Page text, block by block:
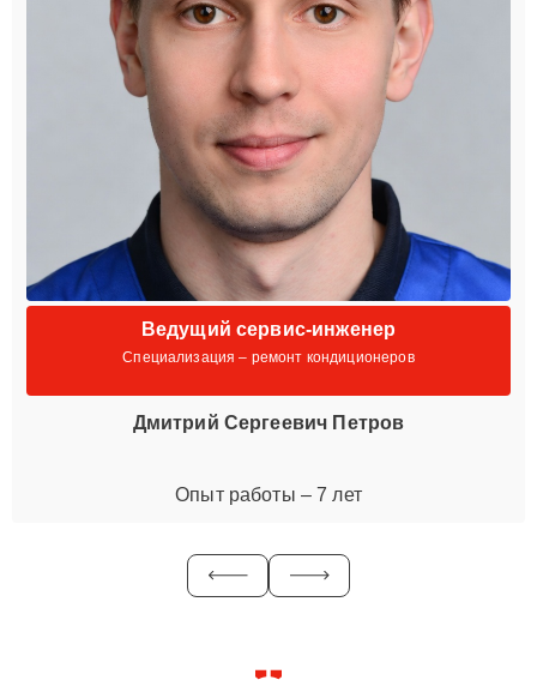
Ведущий сервис-инженер
Специализация – ремонт кондиционеров
Дмитрий Сергеевич Петров
Опыт работы – 7 лет